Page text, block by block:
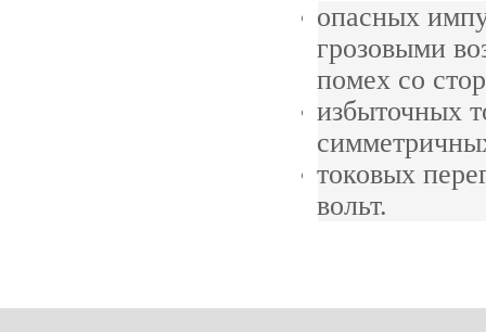
опасных
грозовыми
помех со
избыточных
токовых
вольт.